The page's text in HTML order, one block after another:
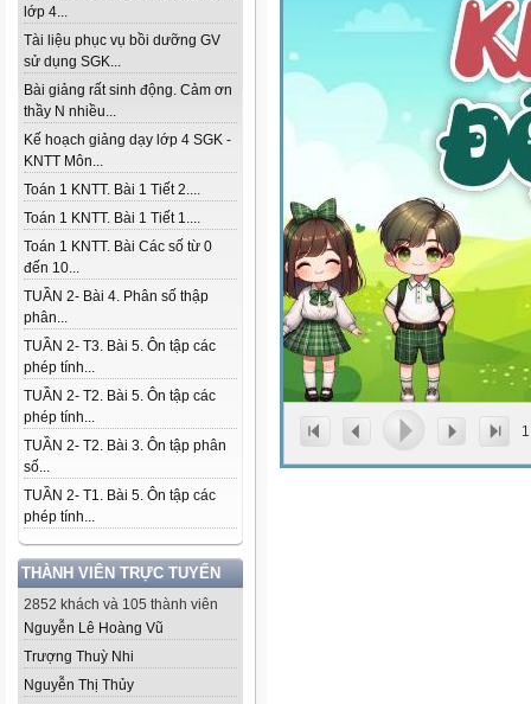
lớp 4...
Tài liệu phục vụ bồi dưỡng GV
sử dụng SGK...
Bài giảng rất sinh động. Cảm ơn
thầy N nhiều...
Kế hoạch giảng dạy lớp 4 SGK -
KNTT Môn...
Toán 1 KNTT. Bài 1 Tiết 2....
Toán 1 KNTT. Bài 1 Tiết 1....
Toán 1 KNTT. Bài Các số từ 0
đến 10...
TUẦN 2- Bài 4. Phân số thập
phân...
TUẦN 2- T3. Bài 5. Ôn tập các
phép tính...
TUẦN 2- T2. Bài 5. Ôn tập các
phép tính...
TUẦN 2- T2. Bài 3. Ôn tập phân
số...
TUẦN 2- T1. Bài 5. Ôn tập các
phép tính...
THÀNH VIÊN TRỰC TUYẾN
2852 khách và 105 thành viên
Nguyễn Lê Hoàng Vũ
Trượng Thuỳ Nhi
Nguyễn Thị Thủy
1